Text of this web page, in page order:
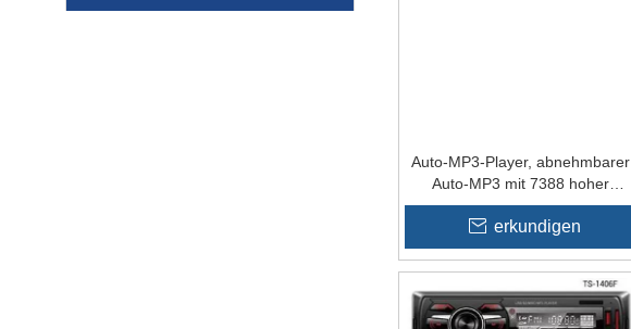
Auto-MP3-Player, abnehmbarer
Auto-MP3 mit 7388 hoher
Leistung
erkundigen